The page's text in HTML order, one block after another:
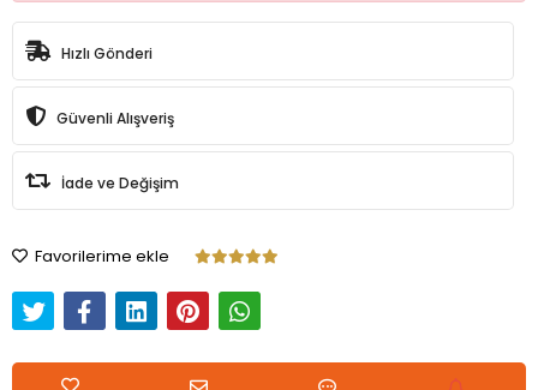
Hızlı Gönderi
Güvenli Alışveriş
İade ve Değişim
Favorilerime ekle